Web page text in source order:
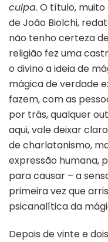
culpa. O título,
de João Biolchi,
não tenho certeza
religião fez uma
o divino a ideia de
mágica de verdade
fazem, com as
por trás, qualquer
aqui, vale deixar
de charlatanismo,
expressão humana,
para causar – a
primeira vez que
psicanalítica da
Depois de vinte e